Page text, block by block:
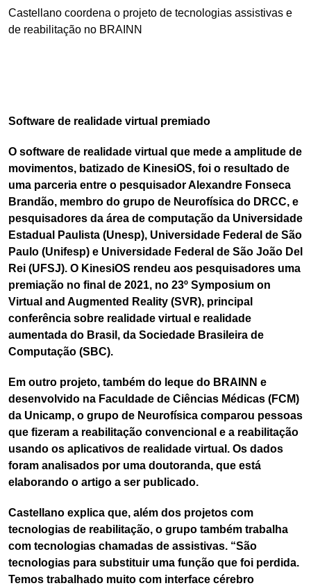
Castellano coordena o projeto de tecnologias assistivas e
de reabilitação no BRAINN
Software de realidade virtual premiado
O software de realidade virtual que mede a amplitude de
movimentos, batizado de KinesiOS, foi o resultado de
uma parceria entre o pesquisador Alexandre Fonseca
Brandão, membro do grupo de Neurofísica do DRCC, e
pesquisadores da área de computação da Universidade
Estadual Paulista (Unesp), Universidade Federal de São
Paulo (Unifesp) e Universidade Federal de São João Del
Rei (UFSJ). O KinesiOS rendeu aos pesquisadores uma
premiação no final de 2021, no 23º Symposium on
Virtual and Augmented Reality (SVR), principal
conferência sobre realidade virtual e realidade
aumentada do Brasil, da Sociedade Brasileira de
Computação (SBC).
Em outro projeto, também do leque do BRAINN e
desenvolvido na Faculdade de Ciências Médicas (FCM)
da Unicamp, o grupo de Neurofísica comparou pessoas
que fizeram a reabilitação convencional e a reabilitação
usando os aplicativos de realidade virtual. Os dados
foram analisados por uma doutoranda, que está
elaborando o artigo a ser publicado.
Castellano explica que, além dos projetos com
tecnologias de reabilitação, o grupo também trabalha
com tecnologias chamadas de assistivas. “São
tecnologias para substituir uma função que foi perdida.
Temos trabalhado muito com interface cérebro